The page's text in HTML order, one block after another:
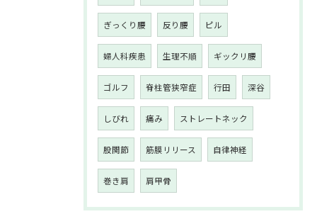
ぎっくり腰 反り腰 ピル
婦人科疾患 生理不順 ギックリ腰
ゴルフ 脊柱管狭窄症 行田 深谷
しびれ 痛み ストレートネック
股関節 筋膜リリース 自律神経
巻き肩 肩甲骨